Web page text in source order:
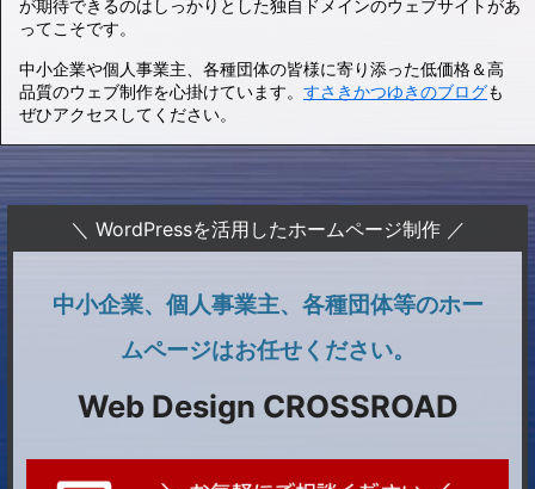
が期待できるのはしっかりとした独自ドメインのウェブサイトがあ
ってこそです。
中小企業や個人事業主、各種団体の皆様に寄り添った低価格＆高
品質のウェブ制作を心掛けています。 すさきかつゆきのブログも
ぜひアクセスしてください。
＼ WordPressを活用したホームページ制作 ／
中小企業、個人事業主、各種団体等のホー
ムページはお任せください。
Web Design CROSSROAD